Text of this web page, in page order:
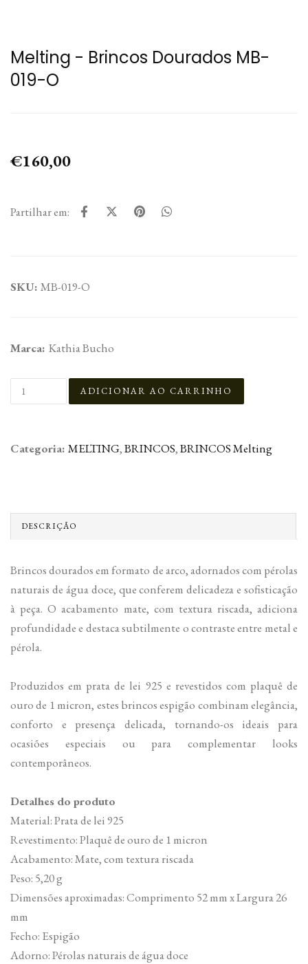
Melting - Brincos Dourados MB-
019-O
€160,00
Partilhar em:
SKU: MB-019-O
Marca: Kathia Bucho
Categoria: MELTING,BRINCOS,BRINCOS Melting
DESCRIÇÃO
Brincos dourados em formato de arco, adornados com pérolas
naturais de água doce, que conferem delicadeza e sofisticação
à peça. O acabamento mate, com textura riscada, adiciona
profundidade e destaca subtilmente o contraste entre metal e
pérola.
Produzidos em prata de lei 925 e revestidos com plaquê de
ouro de 1 micron, estes brincos espigão combinam elegância,
conforto e presença delicada, tornando-os ideais para
ocasiões especiais ou para complementar looks
contemporâneos.
Detalhes do produto
Material: Prata de lei 925
Revestimento: Plaquê de ouro de 1 micron
Acabamento: Mate, com textura riscada
Peso: 5,20 g
Dimensões aproximadas: Comprimento 52 mm x Largura 26
mm
Fecho: Espigão
Adorno: Pérolas naturais de água doce